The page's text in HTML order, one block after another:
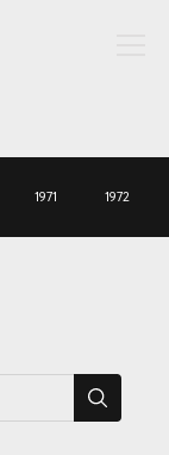
1971 1972